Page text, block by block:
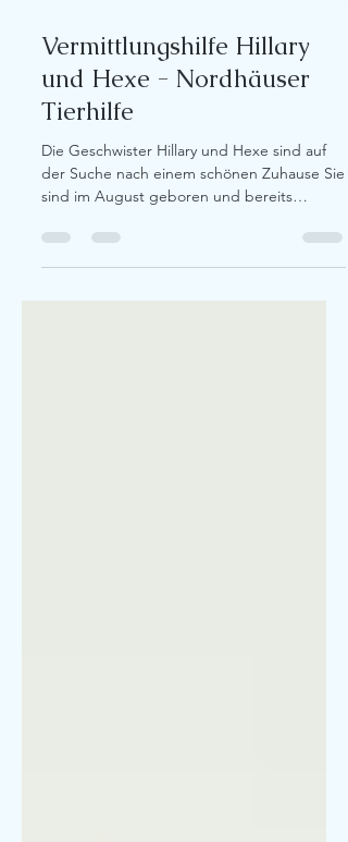
14. Nov. 2023 1 Min. Lesezeit
Vermittlungshilfe Hillary
und Hexe - Nordhäuser
Tierhilfe
Die Geschwister Hillary und Hexe sind auf
sind im August geboren und bereits
entwurmt, gechippt...